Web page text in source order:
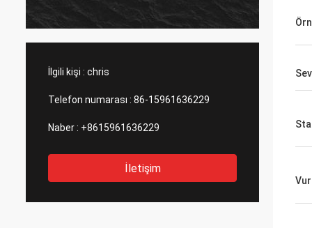
ürün gereksinimlerimizi biliyordu. Onunla
ve bu şirketle ilgilenmenizi şiddetle
İlgili kişi : chris
Telefon numarası : 86-15961636229
Naber : +8615961636229
İletişim